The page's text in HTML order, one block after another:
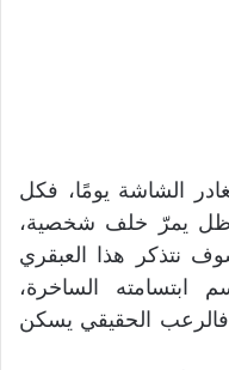
الشاشة يومًا، فكل
ظل يمرّ خلف شخصية،
نتذكر هذا العبقري
ابتسامته الساخرة،
فالرعب الحقيقي يسكن